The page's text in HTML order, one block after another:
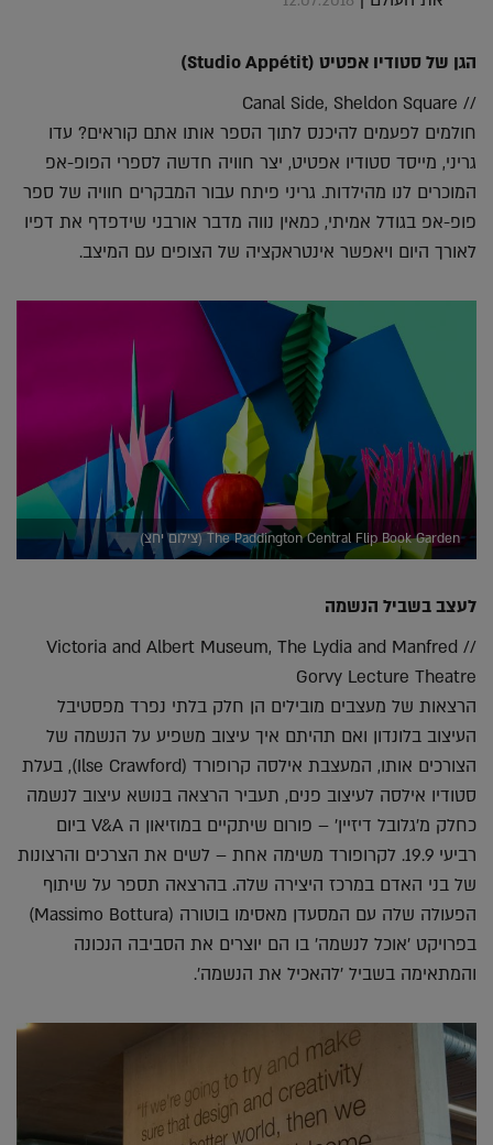
הגן של סטודיו אפטיט (Studio Appétit)
// Canal Side, Sheldon Square
חולמים לפעמים להיכנס לתוך הספר אותו אתם קוראים? עדו
גריני, מייסד סטודיו אפטיט, יצר חוויה חדשה לספרי הפופ-אפ
המוכרים לנו מהילדות. גריני פיתח עבור המבקרים חוויה של ספר
פופ-אפ בגודל אמיתי, כמאין נווה מדבר אורבני שידפדף את דפיו
לאורך היום ויאפשר אינטראקציה של הצופים עם המיצב.
The Paddington Central Flip Book Garden (צילום יחצ)
לעצב בשביל הנשמה
// Victoria and Albert Museum, The Lydia and Manfred
Gorvy Lecture Theatre
הרצאות של מעצבים מובילים הן חלק בלתי נפרד מפסטיבל
העיצוב בלונדון ואם תהיתם איך עיצוב משפיע על הנשמה של
הצורכים אותו, המעצבת אילסה קרופורד (Ilse Crawford), בעלת
סטודיו אילסה לעיצוב פנים, תעביר הרצאה בנושא עיצוב לנשמה
כחלק מ'גלובל דיזיין' – פורום שיתקיים במוזיאון ה V&A ביום
רביעי 19.9. לקרופורד משימה אחת – לשים את הצרכים והרצונות
של בני האדם במרכז היצירה שלה. בהרצאה תספר על שיתוף
הפעולה שלה עם המסעדן מאסימו בוטורה (Massimo Bottura)
בפרויקט 'אוכל לנשמה' בו הם יוצרים את הסביבה הנכונה
והמתאימה בשביל 'להאכיל את הנשמה'.